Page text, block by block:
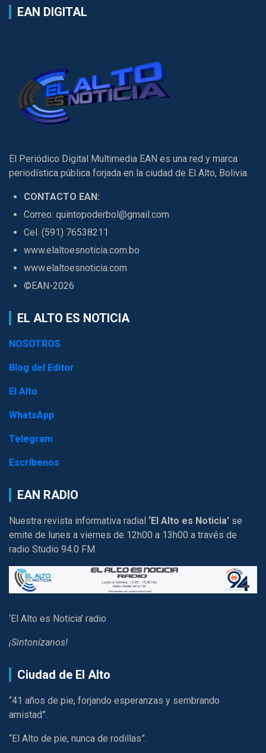
EAN DIGITAL
El Periódico Digital Multimedia EAN es una red y marca
periodística pública forjada en la ciudad de El Alto, Bolivia.
CONTACTO EAN:
Correo: quintopoderbol@gmail.com
Cel. (591) 76538211
www.elaltoesnoticia.com.bo
www.elaltoesnoticia.com
©EAN-2026
EL ALTO ES NOTICIA
NOSOTROS
Blog del Editor
El Alto
WhatsApp
Telegram
Escríbenos
EAN RADIO
Nuestra revista informativa radial ‘El Alto es Noticia’ se
emite de lunes a viernes de 12h00 a 13h00 a través de
radio Studio 94.0 FM.
‘El Alto es Noticia’ radio
¡Sintonízanos!
Ciudad de El Alto
“41 años de pie, forjando esperanzas y sembrando
amistad”.
“El Alto de pie, nunca de rodillas”.